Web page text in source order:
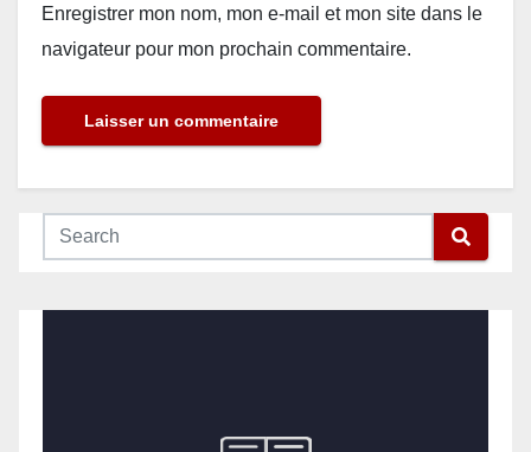
Enregistrer mon nom, mon e-mail et mon site dans le
navigateur pour mon prochain commentaire.